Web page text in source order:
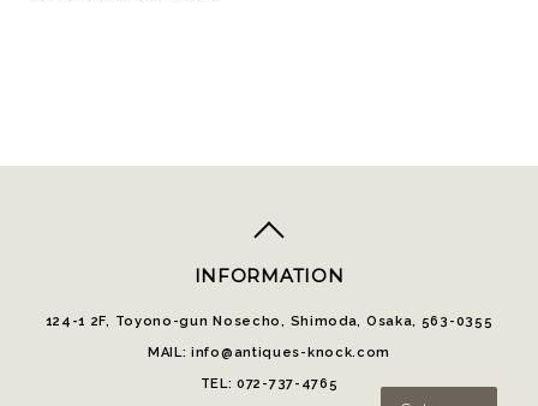
top
INFORMATION
124-1 2F, Toyono-gun Nosecho, Shimoda, Osaka, 563-0355
MAIL: info@antiques-knock.com
TEL: 072-737-4765